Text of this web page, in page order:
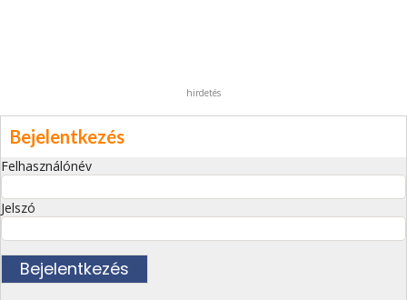
hirdetés
Bejelentkezés
Felhasználónév
Jelszó